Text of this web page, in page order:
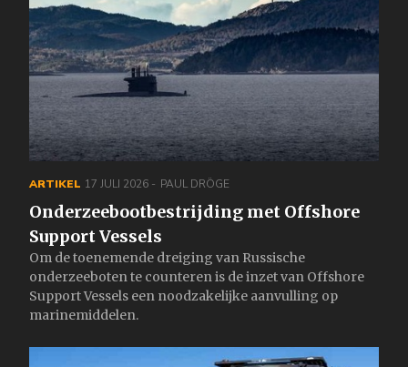
ARTIKEL 17 JULI 2026 PAUL DRÖGE
Onderzeebootbestrijding met Offshore
Support Vessels
Om de toenemende dreiging van Russische
onderzeeboten te counteren is de inzet van Offshore
Support Vessels een noodzakelijke aanvulling op
marinemiddelen.